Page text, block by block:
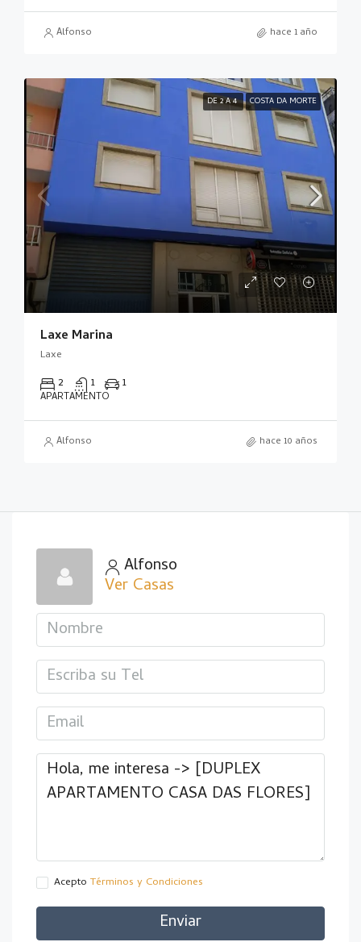
Alfonso hace 1 año
DE 2 A 4 COSTA DA MORTE
Laxe Marina
Laxe
2 1 1
APARTAMENTO
Alfonso hace 10 años
Alfonso
Ver Casas
Acepto Términos y Condiciones
Enviar